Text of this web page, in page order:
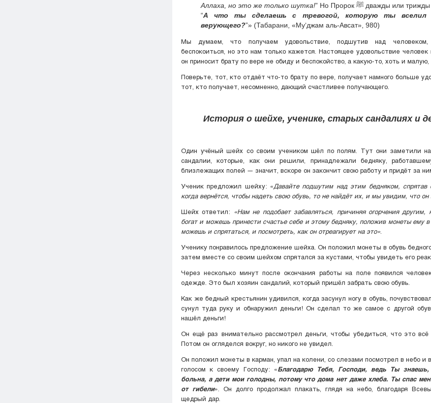
Аллаха, но это же только шутка!” Но Пророк ﷺ дважды или трижды спросил:
“А что ты сделаешь с тревогой, которую ты вселил
верующего?”» (Табарани, «Му‘джам аль-Авсат», 980)
Мы думаем, что получаем удовольствие, подшутив над человеком,
беспокоиться, но это нам только кажется. Настоящее удовольствие человек
он приносит брату по вере не обиду и беспокойство, а какую-то, хоть и малую,
Поверьте, тот, кто отдаёт что-то брату по вере, получает намного больше
тот, кто получает, несомненно, дающий счастливее получающего.
История о шейхе, ученике, старых сандалиях и
Один учёный шейх со своим учеником шёл по полям. Тут они заметили
сандалии, которые, как они решили, принадлежали бедняку,
близлежащих полей — значит, вскоре он закончит свою работу и придёт за
Ученик предложил шейху: «Давайте подшутим над этим бедняком, спрятав
когда вернётся, чтобы надеть свою обувь, то не найдёт их, и мы увидим, что он
Шейх ответил:
«Нам не подобает забавляться, причиняя огорчения
богат и можешь принести счастье себе и этому бедняку, положив монеты ему
можешь и спрятаться, и посмотреть, как он отреагирует на это»
Ученику понравилось предложение шейха. Он положил монеты в обувь
затем вместе со своим шейхом спрятался за кустами, чтобы увидеть его
Через несколько минут после окончания работы на поле появился
одежде. Это был хозяин сандалий, который пришёл забрать свою обувь.
Как же бедный крестьянин удивился, когда засунул ногу в обувь,
сунул туда руку и обнаружил деньги! Он сделал то же самое с другой
нашёл деньги!
Он ещё раз внимательно рассмотрел деньги, чтобы убедиться, что это всё
Потом он огляделся вокруг, но никого не увидел.
Он положил монеты в карман, упал на колени, со слезами посмотрел в небо и
голосом к своему Господу: «Благодарю Тебя, Господи, ведь Ты
больна, а дети мои голодны, потому что дома нет даже хлеба. Ты спас
от гибели». Он долго продолжал плакать, глядя на небо, благодаря
щедрый дар.